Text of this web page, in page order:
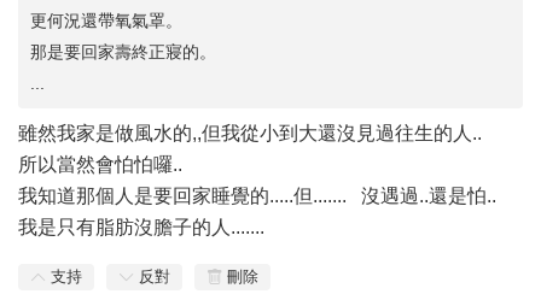
更何況還帶氧氣罩。
那是要回家壽終正寢的。
雖然我家是做風水的,,但我從小到大還沒見過往生的人..
所以當然會怕怕囉..
我知道那個人是要回家睡覺的.....但.......
沒遇過..還是怕..
我是只有脂肪沒膽子的人.......
支持 反對 刪除